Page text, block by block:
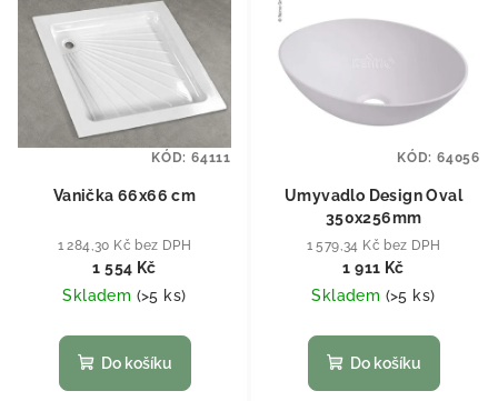
Vanička 66x66 cm
1 284,30 Kč bez DPH
1 554 Kč
Skladem (>5 ks)
Do košíku
KÓD: 64111
Umyvadlo Design Oval
350x256mm
1 579,34 Kč bez DPH
1 911 Kč
Skladem (>5 ks)
Do košíku
KÓD: 64056